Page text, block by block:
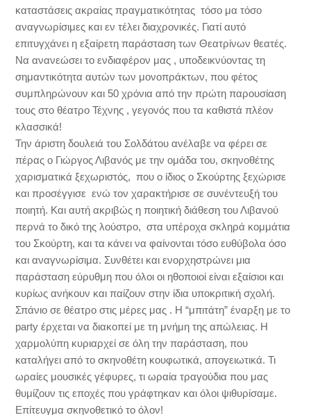
καταστάσεις ακραίας πραγματικότητας τόσο μα τόσο
αναγνωρίσιμες και εν τέλει διαχρονικές. Γιατί αυτό
επιτυγχάνει η εξαίρετη παράσταση των Θεατρίνων θεατές.
Να ανανεώσει το ενδιαφέρον μας , υποδεικνύοντας τη
σημαντικότητα αυτών των μονοπράκτων, που φέτος
συμπληρώνουν και 50 χρόνια από την πρώτη παρουσίαση
τους στο θέατρο Τέχνης , γεγονός που τα καθιστά πλέον
κλασσικά!
Την άριστη δουλειά του Σολδάτου ανέλαβε να φέρει σε
πέρας ο Γιώργος Λιβανός με την ομάδα του, σκηνοθέτης
χαρισματικά ξεχωριστός, που ο ίδιος ο Σκούρτης ξεχώρισε
και προσέγγισε ενώ τον χαρακτήρισε σε συνέντευξή του
ποιητή. Και αυτή ακριβώς η ποιητική διάθεση του Λιβανού
περνά το δικό της λούστρο, στα υπέροχα σκληρά κομμάτια
του Σκούρτη, και τα κάνει να φαίνονται τόσο ευθύβολα όσο
και αναγνωρίσιμα. Συνθέτει και ενορχηστρώνει μια
παράσταση εύρυθμη που όλοι οι ηθοποιοί είναι εξαίσιοι και
κυρίως ανήκουν και παίζουν στην ίδια υποκριτική σχολή.
Σπάνιο σε θέατρο στις μέρες μας . Η “μπιτάτη” έναρξη με το
party έρχεται να διακοπεί με τη μνήμη της απώλειας. Η
χαρμολύπη κυριαρχεί σε όλη την παράσταση, που
καταλήγει από το σκηνοθέτη κουφωτικά, απογειωτικά. Τι
ωραίες μουσικές γέφυρες, τι ωραία τραγούδια που μας
θυμίζουν τις εποχές που γράφτηκαν και όλοι ψιθυρίσαμε.
Επίτευγμα σκηνοθετικό το όλον!